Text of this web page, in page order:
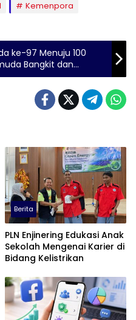
Kemenpora
ke-97 Menuju 100
Bangkit dan
Berita
PLN Enjinering Edukasi Anak
Sekolah Mengenai Karier di
Bidang Kelistrikan